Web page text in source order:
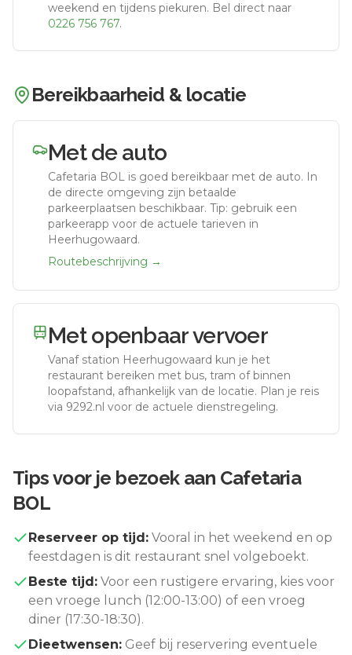
weekend en tijdens piekuren. Bel direct naar
0226 756 767.
Bereikbaarheid & locatie
Met de auto
Cafetaria BOL is goed bereikbaar met de auto. In
de directe omgeving zijn betaalde
parkeerplaatsen beschikbaar. Tip: gebruik een
parkeerapp voor de actuele tarieven in
Heerhugowaard.
Routebeschrijving →
Met openbaar vervoer
Vanaf station Heerhugowaard kun je het
restaurant bereiken met bus, tram of binnen
loopafstand, afhankelijk van de locatie. Plan je reis
via 9292.nl voor de actuele dienstregeling.
Tips voor je bezoek aan Cafetaria
BOL
Reserveer op tijd: Vooral in het weekend en op
feestdagen is dit restaurant snel volgeboekt.
Beste tijd: Voor een rustigere ervaring, kies voor
een vroege lunch (12:00-13:00) of een vroeg
diner (17:30-18:30).
Dieetwensen: Geef bij reservering eventuele